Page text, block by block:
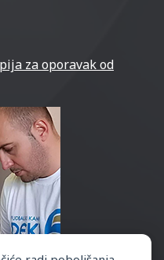
za oporavak od